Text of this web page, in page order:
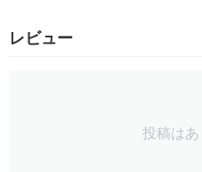
レビュー
投稿は